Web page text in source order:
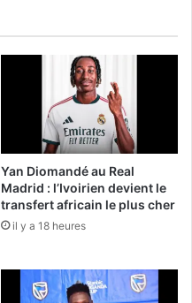
Yan Diomandé au Real
Madrid : l’Ivoirien devient le
transfert africain le plus cher
il y a 18 heures